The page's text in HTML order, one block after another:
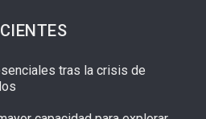
tras la crisis de